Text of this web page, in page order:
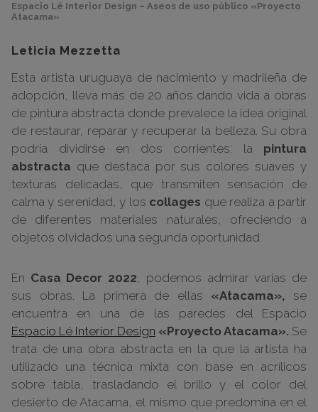
Espacio Lé Interior Design – Aseos de uso público «Proyecto
Atacama»
Leticia Mezzetta
Esta artista uruguaya de nacimiento y madrileña de
adopción, lleva más de 20 años dando vida a obras
de pintura abstracta donde prevalece la idea original
de restaurar, reparar y recuperar la belleza. Su obra
podría dividirse en dos corrientes: la pintura
abstracta que destaca por sus colores suaves y
texturas delicadas, que transmiten sensación de
calma y serenidad, y los collages que realiza a partir
de diferentes materiales naturales, ofreciendo a
objetos olvidados una segunda oportunidad.
En Casa Decor 2022, podemos admirar varias de
sus obras. La primera de ellas «Atacama», se
encuentra en una de las paredes del Espacio
Espacio Lé Interior Design «Proyecto Atacama». Se
trata de una obra abstracta en la que la artista ha
utilizado una técnica mixta con base en acrílicos
sobre tabla, trasladando el brillo y el color del
desierto de Atacama, el mismo que predomina en el